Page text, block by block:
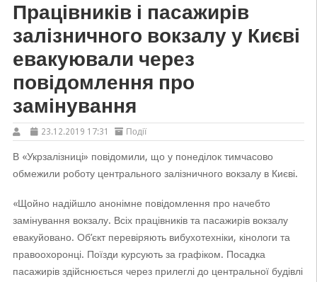
Працівників і пасажирів
залізничного вокзалу у Києві
евакуювали через
повідомлення про
замінування
23.12.2019 17:31 Події
В «Укрзалізниці» повідомили, що у понеділок тимчасово
обмежили роботу центрального залізничного вокзалу в Києві.
«Щойно надійшло анонімне повідомлення про начебто
замінування вокзалу. Всіх працівників та пасажирів вокзалу
евакуйовано. Об’єкт перевіряють вибухотехніки, кінологи та
правоохоронці. Поїзди курсують за графіком. Посадка
пасажирів здійснюється через прилеглі до центральної будівлі